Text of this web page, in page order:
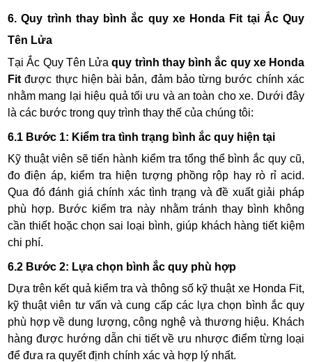
6. Quy trình thay bình ắc quy xe Honda Fit tại Ắc Quy
Tên Lửa
Tại Ắc Quy Tên Lửaquy trình thay bình ắc quy xe Honda
Fit được thực hiện bài bản, đảm bảo từng bước chính xác
nhằm mang lại hiệu quả tối ưu và an toàn cho xe. Dưới đây
là các bước trong quy trình thay thế của chúng tôi:
6.1 Bước 1: Kiểm tra tình trạng bình ắc quy hiện tại
Kỹ thuật viên sẽ tiến hành kiểm tra tổng thể bình ắc quy cũ,
đo điện áp, kiểm tra hiện tượng phồng rộp hay rò rỉ acid.
Qua đó đánh giá chính xác tình trạng và đề xuất giải pháp
phù hợp. Bước kiểm tra này nhằm tránh thay bình không
cần thiết hoặc chọn sai loại bình, giúp khách hàng tiết kiệm
chi phí.
6.2 Bước 2: Lựa chọn bình ắc quy phù hợp
Dựa trên kết quả kiểm tra và thông số kỹ thuật xe Honda Fit,
kỹ thuật viên tư vấn và cung cấp các lựa chọn bình ắc quy
phù hợp về dung lượng, công nghệ và thương hiệu. Khách
hàng được hướng dẫn chi tiết về ưu nhược điểm từng loại
để đưa ra quyết định chính xác và hợp lý nhất.